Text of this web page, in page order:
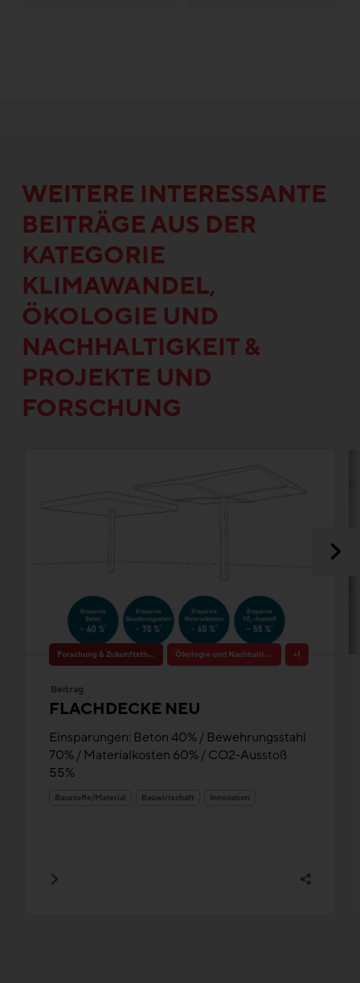
WEITERE INTERESSANTE
BEITRÄGE AUS DER
KATEGORIE
KLIMAWANDEL,
ÖKOLOGIE UND
NACHHALTIGKEIT &
PROJEKTE UND
FORSCHUNG
Forschung & Zukunftsthemen Ökologie und Nachhaltigkeit +1
Beitrag
FLACHDECKE NEU
Einsparungen: Beton 40% / Bewehrungsstahl
70% / Materialkosten 60% / CO2-Ausstoß
55%
Baustoffe/Material Bauwirtschaft Innovation